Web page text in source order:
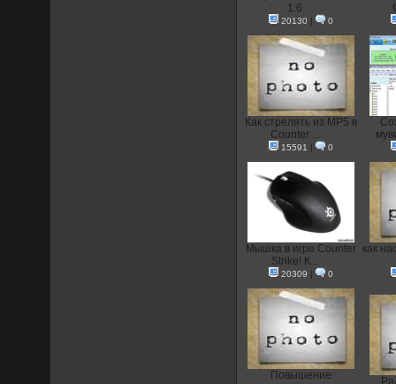
1.6
20130 | 0
Как стрелять из MP5 в
Counter ...
15591 | 0
Мышка в игре Counter
Strike! К...
20309 | 0
как
Повышение